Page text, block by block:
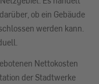
ob ein Gebäude
werden kann.
Nettokosten
der Stadtwerke